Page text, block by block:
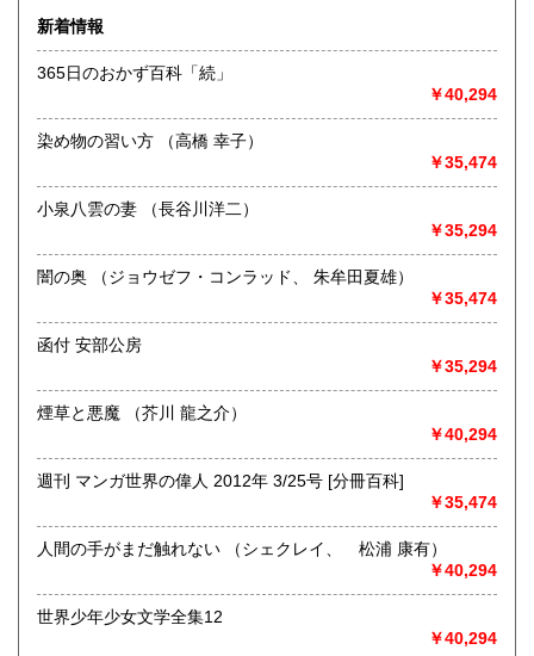
沿線名：-
最寄駅：-
営業時間：-
定休日：-
書籍の買取について
取り扱い分野
総記、哲学宗教、歴史、社会科学、自然科学、美術工芸、国
語国文、外国文学、古典籍、近代文献、趣味、外国書、サブ
カルチャー、古書一般（その他）
新着情報
365日のおかず百科「続」
￥40,294
染め物の習い方 （高橋 幸子）
￥35,474
小泉八雲の妻 （長谷川洋二）
￥35,294
闇の奥 （ジョウゼフ・コンラッド、 朱牟田夏雄）
￥35,474
函付 安部公房
￥35,294
煙草と悪魔 （芥川 龍之介）
￥40,294
週刊 マンガ世界の偉人 2012年 3/25号 [分冊百科]
￥35,474
人間の手がまだ触れない （シェクレイ、 松浦 康有）
￥40,294
世界少年少女文学全集12
￥40,294